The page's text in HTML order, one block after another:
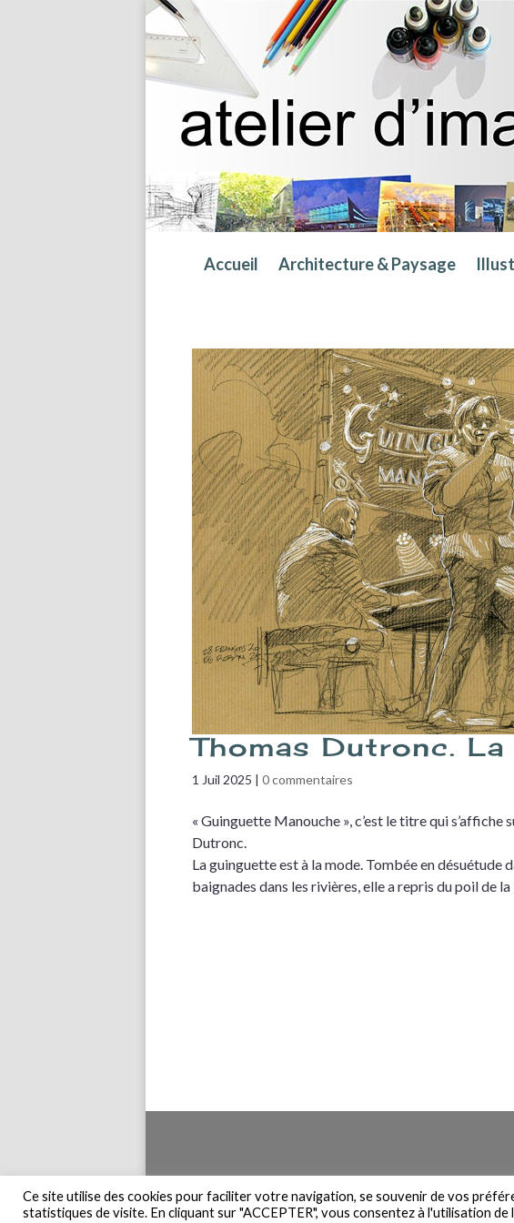
Accueil Architecture & Paysage
Thomas Dutronc.
1 Juil 2025 |0 commentaires
« Guinguette Manouche », c’est le titre qui
Dutronc.
La guinguette est à la mode. Tombée en désuétude
baignades dans les rivières, elle a repris du poil de
Accueil Plan du site
Ce site utilise des cookies pour faciliter votre navigation, se souvenir de vos
statistiques de visite. En cliquant sur "ACCEPTER", vous consentez à l'utilisation de